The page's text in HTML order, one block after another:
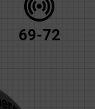
69-72